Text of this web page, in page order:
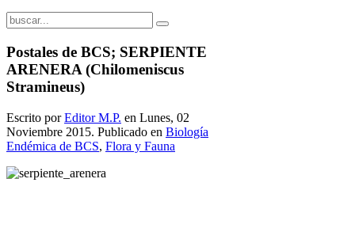
Postales de BCS; SERPIENTE
ARENERA (Chilomeniscus
Stramineus)
Escrito porEditor M.P. en Lunes, 02
Noviembre 2015. Publicado en Biología
Endémica de BCS, Flora y Fauna